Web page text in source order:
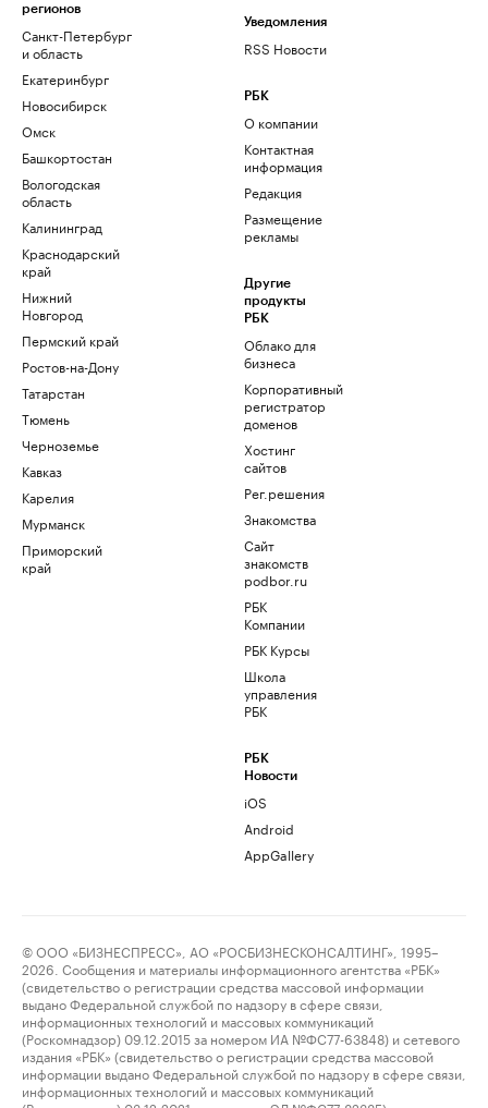
регионов
Санкт-Петербург
и область
Екатеринбург
Новосибирск
Омск
Башкортостан
Вологодская
область
Калининград
Краснодарский
край
Нижний
Новгород
Пермский край
Ростов-на-Дону
Татарстан
Тюмень
Черноземье
Кавказ
Карелия
Мурманск
Приморский
край
Уведомления
RSS Новости
РБК
О компании
Контактная
информация
Редакция
Размещение
рекламы
Другие
продукты
РБК
Облако для
бизнеса
Корпоративный
регистратор
доменов
Хостинг
сайтов
Рег.решения
Знакомства
Сайт
знакомств
podbor.ru
РБК
Компании
РБК Курсы
Школа
управления
РБК
РБК
Новости
iOS
Android
AppGallery
© ООО «БИЗНЕСПРЕСС», АО «РОСБИЗНЕСКОНСАЛТИНГ», 1995–
2026. Сообщения и материалы информационного агентства «РБК»
(свидетельство о регистрации средства массовой информации
выдано Федеральной службой по надзору в сфере связи,
информационных технологий и массовых коммуникаций
(Роскомнадзор) 09.12.2015 за номером ИА №ФС77-63848) и сетевого
издания «РБК» (свидетельство о регистрации средства массовой
информации выдано Федеральной службой по надзору в сфере связи,
информационных технологий и массовых коммуникаций